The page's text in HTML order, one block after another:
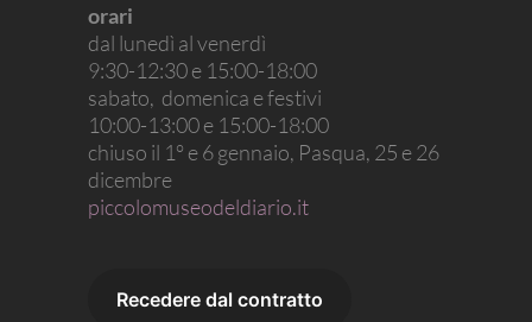
orari
dal lunedì al venerdì
9:30-12:30 e 15:00-18:00
sabato, domenica e festivi
10:00-13:00 e 15:00-18:00
chiuso il 1° e 6 gennaio, Pasqua, 25 e 26
dicembre
piccolomuseodeldiario.it